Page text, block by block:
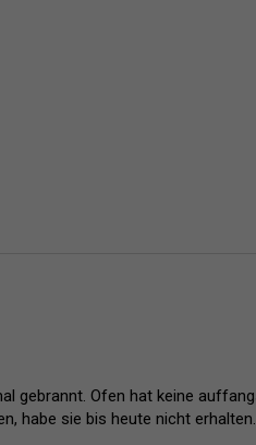
habe sie bis heute nicht erhalten.